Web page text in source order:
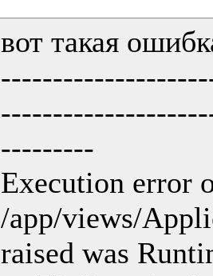
вот такая
---------
Execution error
/app/views/
raised was